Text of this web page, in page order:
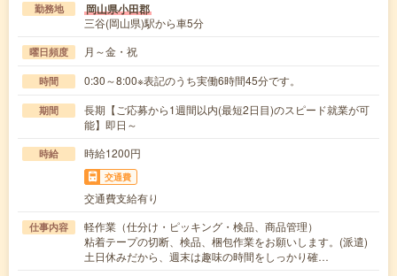
勤務地 岡山県小田郡
三谷(岡山県)駅から車5分
曜日頻度 月～金・祝
時間 0:30～8:00※表記のうち実働6時間45分です。
期間
長期【ご応募から1週間以内(最短2日目)のスピード就業が可
能】即日～
時給 時給1200円
交通費
交通費支給有り
仕事内容
軽作業（仕分け・ピッキング・検品、商品管理）
粘着テープの切断、検品、梱包作業をお願いします。(派遣)
土日休みだから、週末は趣味の時間をしっかり確…